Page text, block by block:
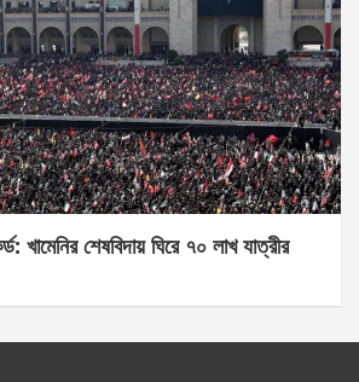
খামেনির শেষবিদায় ঘিরে ৭০ লাখ যাত্রীর